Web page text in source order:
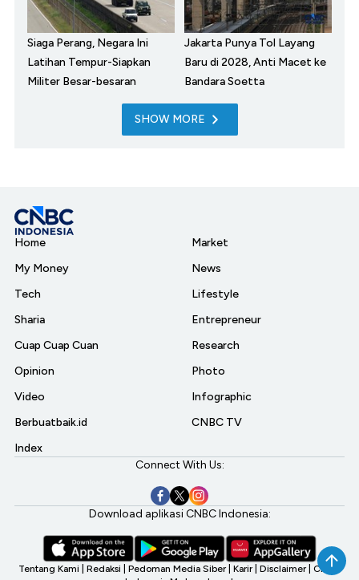
Siaga Perang, Negara Ini
Latihan Tempur-Siapkan
Militer Besar-besaran
Jakarta Punya Tol Layang
Baru di 2028, Anti Macet ke
Bandara Soetta
SHOW MORE
Home
My Money
Tech
Sharia
Cuap Cuap Cuan
Opinion
Video
Berbuatbaik.id
Index
Market
News
Lifestyle
Entrepreneur
Research
Photo
Infographic
CNBC TV
Connect With Us:
Download aplikasi CNBC Indonesia:
Tentang Kami Redaksi Pedoman Media Siber Karir Disclaimer CNBC